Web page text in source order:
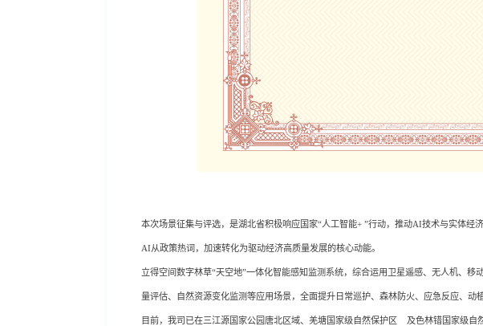
本次场景征集与评选，是湖北省积极响应国家“人工智能+ ”行动，推动AI技术与实体
AI从政策热词，加速转化为驱动经济高质量发展的核心动能。
立得空间数字林草“天空地”一体化智能感知监测系统，综合运用卫星遥感、无人机、
量评估、自然资源变化监测等应用场景，全面提升日常巡护、森林防火、应急反应、动
目前，我司已在三江源国家公园唐北区域、羌塘国家级自然保护区 及色林错国家级自